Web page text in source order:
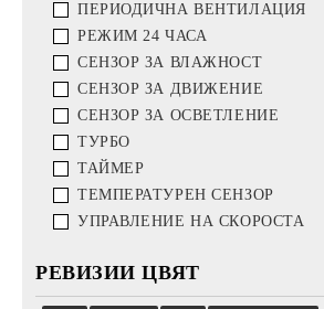
ПЕРИОДИЧНА ВЕНТИЛАЦИЯ
РЕЖИМ 24 ЧАСА
СЕНЗОР ЗА ВЛАЖНОСТ
СЕНЗОР ЗА ДВИЖЕНИЕ
СЕНЗОР ЗА ОСВЕТЛЕНИЕ
ТУРБО
ТАЙМЕР
ТЕМПЕРАТУРЕН СЕНЗОР
УПРАВЛЕНИЕ НА СКОРОСТА
РЕВИЗИИ ЦВЯТ